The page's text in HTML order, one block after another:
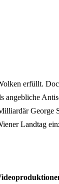
erfüllt.
angebliche
George
Landtag